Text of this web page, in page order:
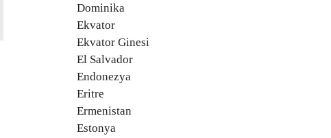
Dominika
Ekvator
Ekvator Ginesi
El Salvador
Endonezya
Eritre
Ermenistan
Estonya